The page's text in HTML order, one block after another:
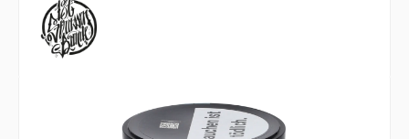
Bildergalerie überspringen